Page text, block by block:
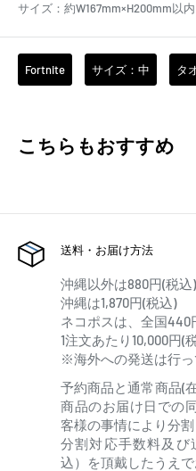
サイズ：約W167mm×H200mm以内
Fortnite サイズ：中 タ
こちらもおすすめ
送料・お届け方法
沖縄以外は880円(税込)
沖縄は1,870円(税込)
ネコポスは、全国440
1注文あたり10,000円(
※海外への発送は行
予約商品と通常商品(
商品のお届け日での
客様の事情により分
分割対応手数料及び
込）を頂戴したうえ